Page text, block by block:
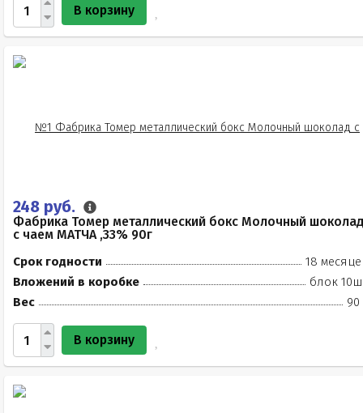
В корзину
248 руб.
Фабрика Томер металлический бокс Молочный
с чаем МАТЧА ,33% 90г
Срок годности
18
Вложений в коробке
блок
Вес
90
В корзину